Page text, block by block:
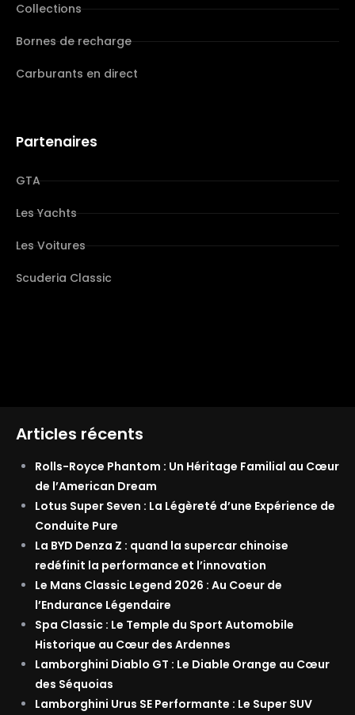
Collections
Bornes de recharge
Carburants en direct
Partenaires
GTA
Les Yachts
Les Voitures
Scuderia Classic
Articles récents
Rolls-Royce Phantom : Un Héritage Familial au Cœur
de l’American Dream
Lotus Super Seven : La Légèreté d’une Expérience de
Conduite Pure
La BYD Denza Z : quand la supercar chinoise
redéfinit la performance et l’innovation
Le Mans Classic Legend 2026 : Au Coeur de
l’Endurance Légendaire
Spa Classic : Le Temple du Sport Automobile
Historique au Cœur des Ardennes
Lamborghini Diablo GT : Le Diable Orange au Cœur
des Séquoias
Lamborghini Urus SE Performante : Le Super SUV